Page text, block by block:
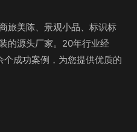
旅美陈、景观小品、标识标
的源头厂家。20年行业经
成功案例，为您提供优质的